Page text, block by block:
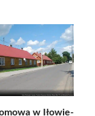
w Iłowie-